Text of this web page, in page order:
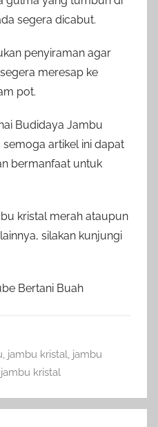
segera dicabut.
penyiraman agar
meresap ke
pot.
Budidaya Jambu
artikel ini dapat
bermanfaat untuk
kristal merah ataupun
silakan kunjungi
Bertani Buah
, jambu kristal, jambu
kristal